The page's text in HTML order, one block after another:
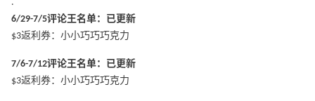
.
6/29-7/5评论王名单：已更新
$3返利券：小小巧巧巧克力
7/6-7/12评论王名单：已更新
$3返利券：小小巧巧巧克力